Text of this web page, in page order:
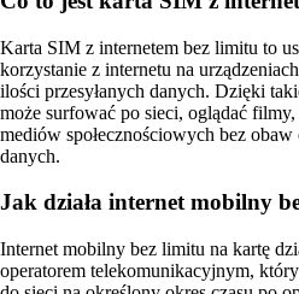
Karta SIM z internetem bez limitu to
korzystanie z internetu na
ilości przesyłanych danych. Dzięki
może surfować po sieci, oglądać
mediów społecznościowych bez
danych.
Jak działa internet mobilny
Internet mobilny bez limitu na kartę
operatorem telekomunikacyjnym,